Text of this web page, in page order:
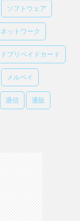
ソフトウェア
ネットワーク
プリペイドカード
メルペイ
通信 通販